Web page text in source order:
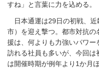
すね」と言葉に力を込める。
日本通運は29日の初戦、近
市）を迎え撃つ。都市対抗
援は、何よりも力強いパワ
訪れる社員も多いが、今回
は開催時期が例年より1か月